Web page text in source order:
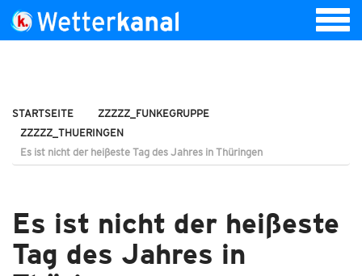
STARTSEITE
ZZZZZ_FUNKEGRUPPE
ZZZZZ_THUERINGEN
Es ist nicht der heißeste Tag des Jahres in Thüringen
Es ist nicht der heißeste
Tag des Jahres in